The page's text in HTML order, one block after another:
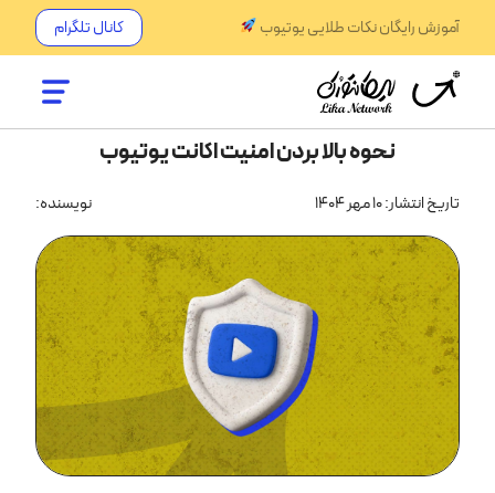
آموزش رایگان نکات طلایی یوتیوب کانال تلگرام
نحوه بالا بردن امنیت اکانت یوتیوب
تاریخ انتشار: 10 مهر 1404 نویسنده: